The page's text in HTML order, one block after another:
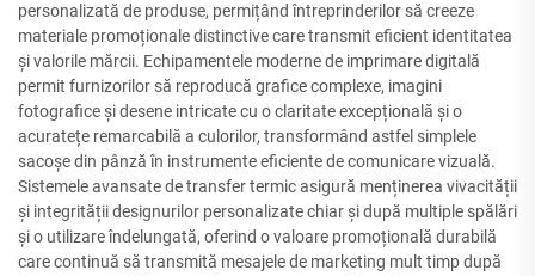
personalizată de produse, permițând întreprinderilor să creeze
materiale promoționale distinctive care transmit eficient identitatea
și valorile mărcii. Echipamentele moderne de imprimare digitală
permit furnizorilor să reproducă grafice complexe, imagini
fotografice și desene intricate cu o claritate excepțională și o
acuratețe remarcabilă a culorilor, transformând astfel simplele
sacoșe din pânză în instrumente eficiente de comunicare vizuală.
Sistemele avansate de transfer termic asigură menținerea vivacității
și integrității designurilor personalizate chiar și după multiple spălări
și o utilizare îndelungată, oferind o valoare promoțională durabilă
care continuă să transmită mesajele de marketing mult timp după